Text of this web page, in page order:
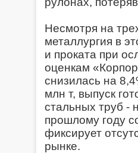
Несмотря на
металлургия в
и проката при
оценкам
снизилась на
млн т, выпуск
стальных труб -
прошлому году
фиксирует
рынке.